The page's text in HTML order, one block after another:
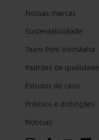
Nossas marcas
Sustentabilidade
Team Polti VisitMalta
Padrões de qualidade
Estudos de caso
Prémios e distinções
Noticias